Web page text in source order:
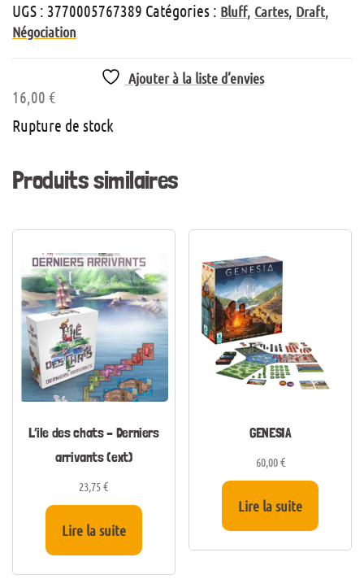
UGS : 3770005767389 Catégories : Bluff, Cartes, Draft,
Négociation
Ajouter à la liste d’envies
16,00 €
Rupture de stock
Produits similaires
L’ile des chats – Derniers
arrivants (ext)
23,75€
Lire la suite
GENESIA
60,00€
Lire la suite